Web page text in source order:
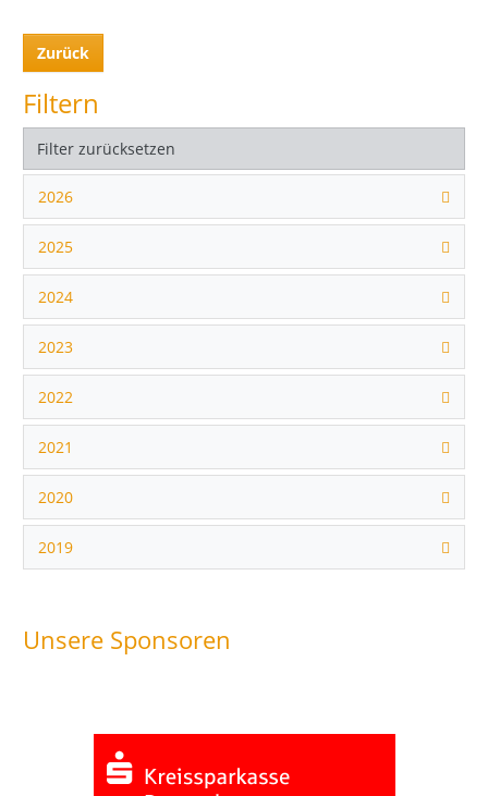
Zurück
Filtern
Filter zurücksetzen
2026
2025
2024
2023
2022
2021
2020
2019
Unsere Sponsoren